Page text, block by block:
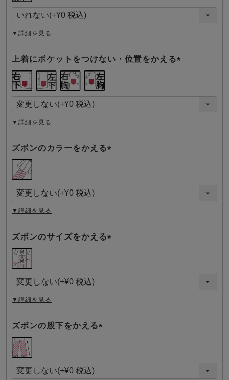
須
)
▼詳細を見る
上着にポケットをつけない・位置をかえる
須
)
▼詳細を見る
ズボンのカラーをかえる
須
)
▼詳細を見る
ズボンのサイズをかえる
須
)
▼詳細を見る
ズボンの股下をかえる
須
)